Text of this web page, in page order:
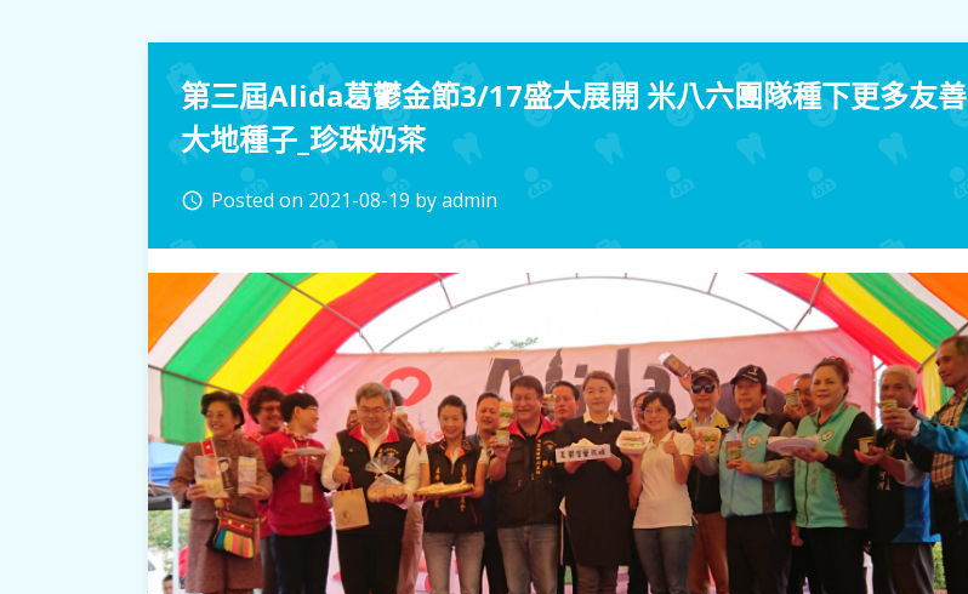
第三屆Alida葛鬱金節3/17盛大展開 米八六團隊種下更多友善
大地種子_珍珠奶茶
access_time Posted on 2021-08-19 byadmin